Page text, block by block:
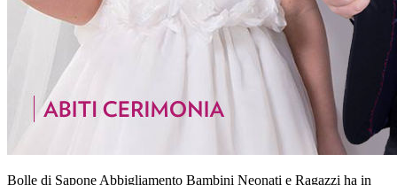
Bolle di Sapone Abbigliamento Bambini Neonati e Ragazzi ha in